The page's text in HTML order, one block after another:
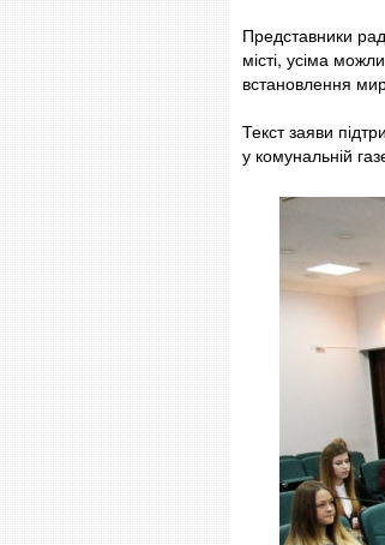
Представники
місті, усіма
встановлення
Текст заяви
у комунальній